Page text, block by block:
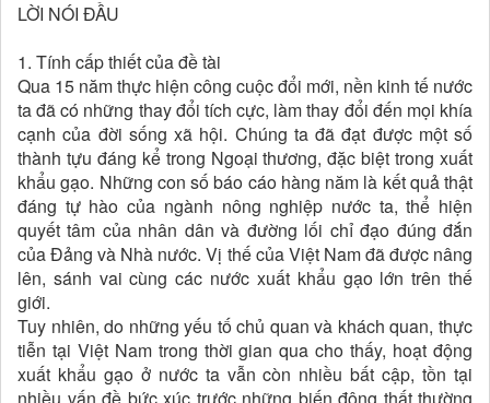
LỜI NÓI ĐẦU
1. Tính cấp thiết của đề tài
Qua 15 năm thực hiện công cuộc đổi mới, nền kinh tế nước
ta đã có những thay đổi tích cực, làm thay đổi đến mọi khía
cạnh của đời sống xã hội. Chúng ta đã đạt được một số
thành tựu đáng kể trong Ngoại thương, đặc biệt trong xuất
khẩu gạo. Những con số báo cáo hàng năm là kết quả thật
đáng tự hào của ngành nông nghiệp nước ta, thể hiện
quyết tâm của nhân dân và đường lối chỉ đạo đúng đắn
của Đảng và Nhà nước. Vị thế của Việt Nam đã được nâng
lên, sánh vai cùng các nước xuất khẩu gạo lớn trên thế
giới.
Tuy nhiên, do những yếu tố chủ quan và khách quan, thực
tiễn tại Việt Nam trong thời gian qua cho thấy, hoạt động
xuất khẩu gạo ở nước ta vẫn còn nhiều bất cập, tồn tại